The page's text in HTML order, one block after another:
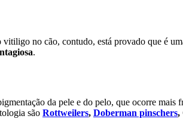
vitiligo no cão, contudo, está provado que é
.
da pele e do pelo, que ocorre mais
são Rottweilers, Doberman pinschers,